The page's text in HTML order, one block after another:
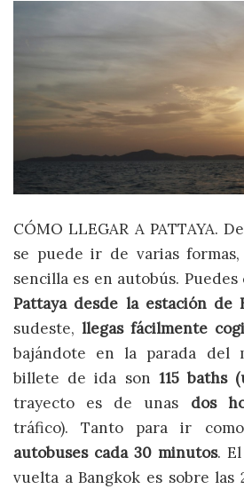
CÓMO LLEGAR A PATTAYA.
se puede ir de varias
sencilla es en autobús. Puedes
Pattaya desde la estación de
sudeste, llegas fácilmente
bajándote en la parada del
billete de ida son 115 baths
trayecto es de unas dos
tráfico). Tanto para ir
autobuses cada 30 minutos.
vuelta a Bangkok es sobre las